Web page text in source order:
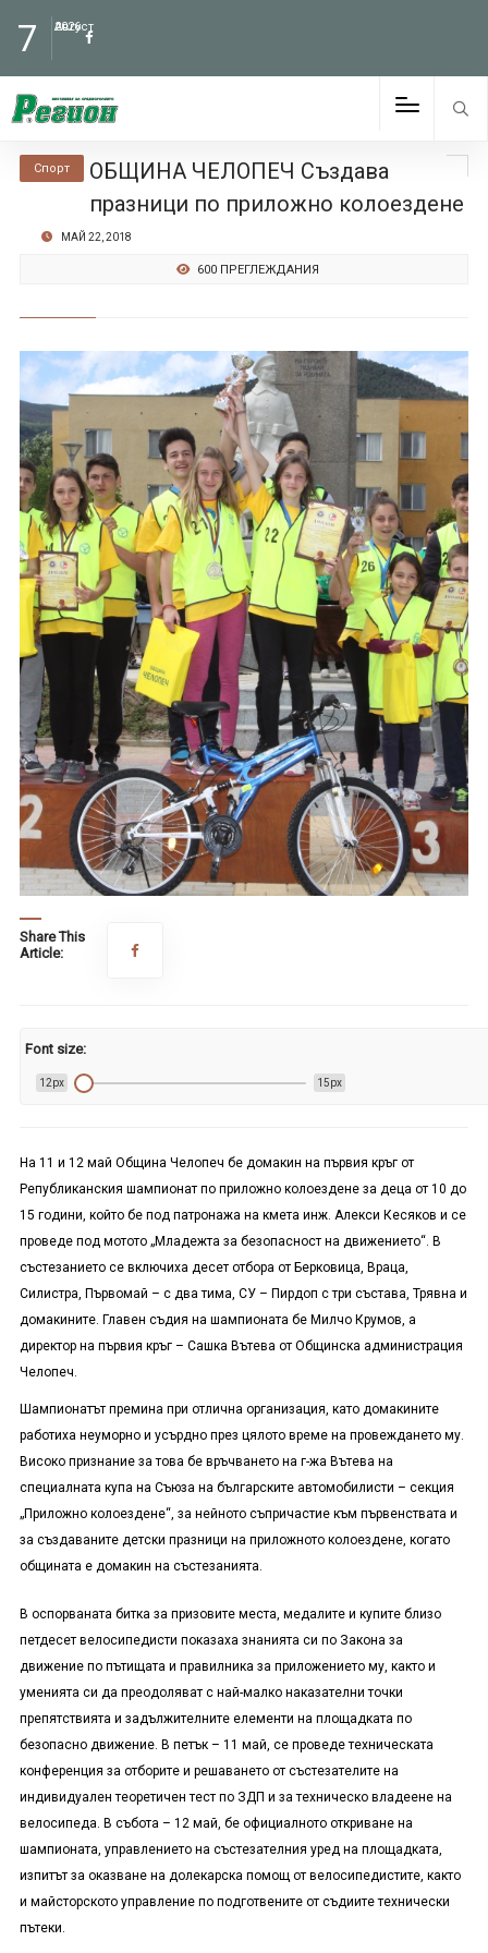
7 Август
2026
Спорт
ОБЩИНА ЧЕЛОПЕЧ Създава
празници по приложно колоездене
МАЙ 22, 2018
600 ПРЕГЛЕЖДАНИЯ
Share This
Article:
Font size:
12px 15px
На 11 и 12 май Община Челопеч бе домакин на първия кръг от
Републиканския шампионат по приложно колоездене за деца от 10 до
15 години, който бе под патронажа на кмета инж. Алекси Кесяков и се
проведе под мотото „Младежта за безопасност на движението“. В
състезанието се включиха десет отбора от Берковица, Враца,
Силистра, Първомай – с два тима, СУ – Пирдоп с три състава, Трявна и
домакините. Главен съдия на шампионата бе Милчо Крумов, а
директор на първия кръг – Сашка Вътева от Общинска администрация
Челопеч.
Шампионатът премина при отлична организация, като домакините
работиха неуморно и усърдно през цялото време на провеждането му.
Високо признание за това бе връчването на г-жа Вътева на
специалната купа на Съюза на българските автомобилисти – секция
„Приложно колоездене“, за нейното съпричастие към първенствата и
за създаваните детски празници на приложното колоездене, когато
общината е домакин на състезанията.
В оспорваната битка за призовите места, медалите и купите близо
петдесет велосипедисти показаха знанията си по Закона за
движение по пътищата и правилника за приложението му, както и
уменията си да преодоляват с най-малко наказателни точки
препятствията и задължителните елементи на площадката по
безопасно движение. В петък – 11 май, се проведе техническата
конференция за отборите и решаването от състезателите на
индивидуален теоретичен тест по ЗДП и за техническо владеене на
велосипеда. В събота – 12 май, бе официалното откриване на
шампионата, управлението на състезателния уред на площадката,
изпитът за оказване на долекарска помощ от велосипедистите, както
и майсторското управление по подготвените от съдиите технически
пътеки.